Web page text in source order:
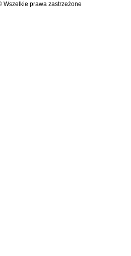
prawa zastrzeżone